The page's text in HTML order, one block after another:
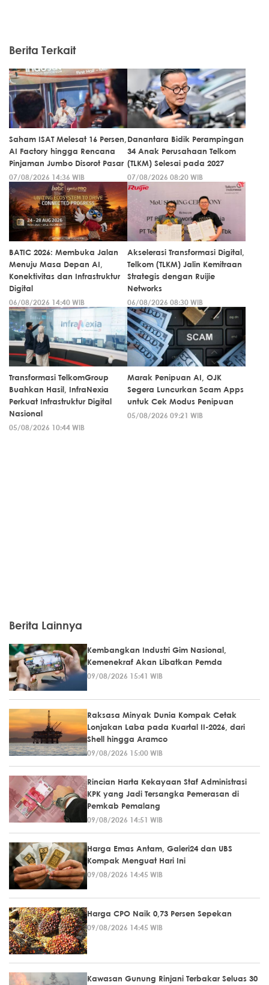
Berita Terkait
Saham ISAT Melesat 16 Persen,
AI Factory hingga Rencana
Pinjaman Jumbo Disorot Pasar
07/08/2026 14:36 WIB
Danantara Bidik Perampingan
34 Anak Perusahaan Telkom
(TLKM) Selesai pada 2027
07/08/2026 08:20 WIB
BATIC 2026: Membuka Jalan
Menuju Masa Depan AI,
Konektivitas dan Infrastruktur
Digital
06/08/2026 14:40 WIB
Akselerasi Transformasi Digital,
Telkom (TLKM) Jalin Kemitraan
Strategis dengan Ruijie
Networks
06/08/2026 08:30 WIB
Transformasi TelkomGroup
Buahkan Hasil, InfraNexia
Perkuat Infrastruktur Digital
Nasional
05/08/2026 10:44 WIB
Marak Penipuan AI, OJK
Segera Luncurkan Scam Apps
untuk Cek Modus Penipuan
05/08/2026 09:21 WIB
Berita Lainnya
Kembangkan Industri Gim Nasional,
Kemenekraf Akan Libatkan Pemda
09/08/2026 15:41 WIB
Raksasa Minyak Dunia Kompak Cetak
Lonjakan Laba pada Kuartal II-2026, dari
Shell hingga Aramco
09/08/2026 15:00 WIB
Rincian Harta Kekayaan Staf Administrasi
KPK yang Jadi Tersangka Pemerasan di
Pemkab Pemalang
09/08/2026 14:51 WIB
Harga Emas Antam, Galeri24 dan UBS
Kompak Menguat Hari Ini
09/08/2026 14:45 WIB
Harga CPO Naik 0,73 Persen Sepekan
09/08/2026 14:45 WIB
Kawasan Gunung Rinjani Terbakar Seluas 30